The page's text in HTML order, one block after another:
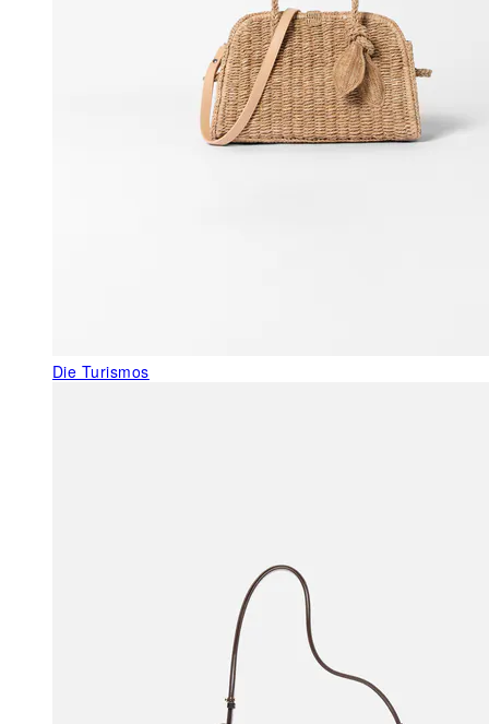
Die Turismos